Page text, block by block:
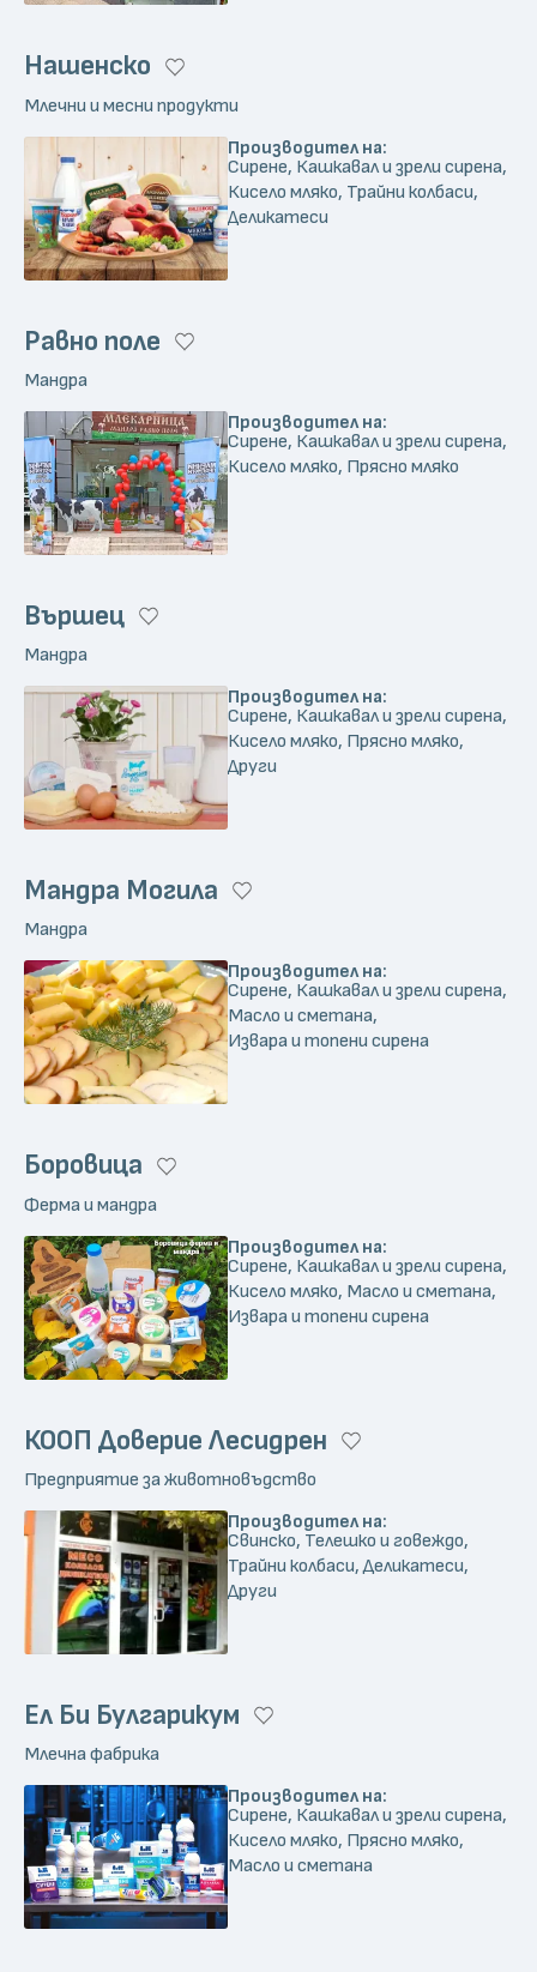
Нашенско
Млечни и месни продукти
Производител на:
Сирене, Кашкавал и зрели сирена,
Кисело мляко, Трайни колбаси,
Деликатеси
Равно поле
Мандра
Производител на:
Сирене, Кашкавал и зрели сирена,
Кисело мляко, Прясно мляко
Вършец
Мандра
Производител на:
Сирене, Кашкавал и зрели сирена,
Кисело мляко, Прясно мляко,
Други
Мандра Могила
Мандра
Производител на:
Сирене, Кашкавал и зрели сирена,
Масло и сметана,
Извара и топени сирена
Боровица
Ферма и мандра
Производител на:
Сирене, Кашкавал и зрели сирена,
Кисело мляко, Масло и сметана,
Извара и топени сирена
КООП Доверие Лесидрен
Предприятие за животновъдство
Производител на:
Свинско, Телешко и говеждо,
Трайни колбаси, Деликатеси,
Други
Ел Би Булгарикум
Млечна фабрика
Производител на:
Сирене, Кашкавал и зрели сирена,
Кисело мляко, Прясно мляко,
Масло и сметана